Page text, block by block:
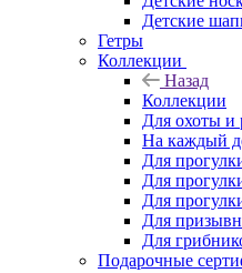
Детские
Гетры
Коллекции
Назад
Коллекции
Для охоты и
На каждый
Для
Для
Для
Для
Для
Подарочные